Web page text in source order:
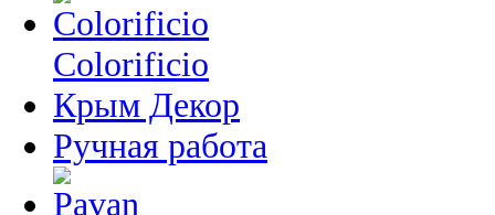
Colorificio
Крым Декор
Ручная работа